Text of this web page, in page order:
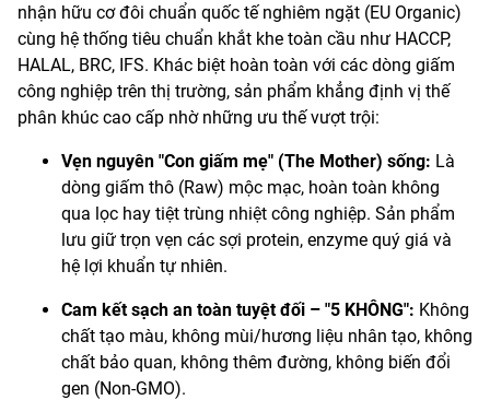
nhận hữu cơ đôi chuẩn quốc tế nghiêm ngặt (EU Organic)
cùng hệ thống tiêu chuẩn khắt khe toàn cầu như HACCP,
HALAL, BRC, IFS. Khác biệt hoàn toàn với các dòng giấm
công nghiệp trên thị trường, sản phẩm khẳng định vị thế
phân khúc cao cấp nhờ những ưu thế vượt trội:
Vẹn nguyên "Con giấm mẹ" (The Mother) sống: Là
dòng giấm thô (Raw) mộc mạc, hoàn toàn không
qua lọc hay tiệt trùng nhiệt công nghiệp. Sản phẩm
lưu giữ trọn vẹn các sợi protein, enzyme quý giá và
hệ lợi khuẩn tự nhiên.
Cam kết sạch an toàn tuyệt đối – "5 KHÔNG": Không
chất tạo màu, không mùi/hương liệu nhân tạo, không
chất bảo quan, không thêm đường, không biến đổi
gen (Non-GMO).